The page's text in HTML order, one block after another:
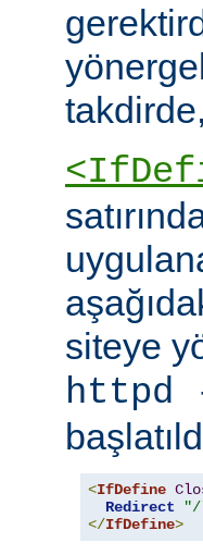
siteye
httpd -
<IfDefine
Redirect
"/
</IfDefine>